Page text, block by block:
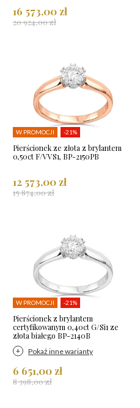
16 573,00 zł
20 924,00 zł
W PROMOCJI -21%
Pierścionek ze złota z brylantem
0,50ct F/VVS1, BP-2150PB
12 573,00 zł
15 874,00 zł
W PROMOCJI -21%
Pierścionek z brylantem
certyfikowanym 0,40ct G/Si1 ze
złota białego BP-2140B
Pokaż inne warianty
6 651,00 zł
8 398,00 zł